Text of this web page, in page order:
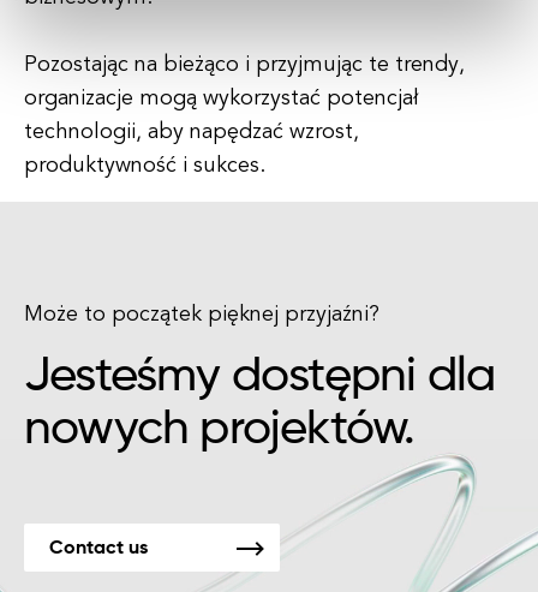
Pozostając na bieżąco i przyjmując te trendy,
organizacje mogą wykorzystać potencjał
technologii, aby napędzać wzrost,
produktywność i sukces.
Może to początek pięknej przyjaźni?
Jesteśmy dostępni dla
nowych projektów.
Contact us